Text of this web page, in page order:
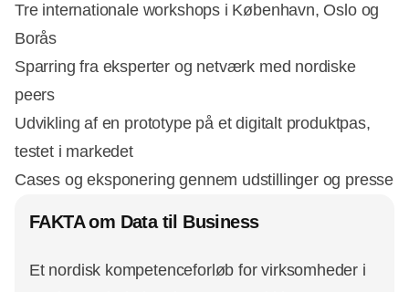
Tre internationale workshops i København, Oslo og
Borås
Sparring fra eksperter og netværk med nordiske
peers
Udvikling af en prototype på et digitalt produktpas,
testet i markedet
Cases og eksponering gennem udstillinger og presse
FAKTA om Data til Business
Et nordisk kompetenceforløb for virksomheder i